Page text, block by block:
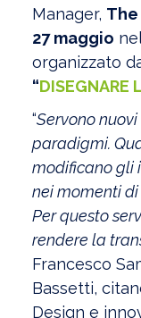
Manager,
27 maggio
organizzato
“DISEGNARE
“Servono
paradigmi.
modificano gli
nei momenti
Per questo
rendere la
Francesco
Bassetti,
Design e